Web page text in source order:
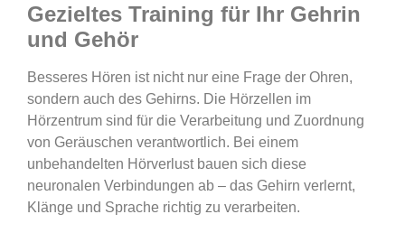
Gezieltes Training für Ihr Gehrin
und Gehör
Besseres Hören ist nicht nur eine Frage der Ohren,
sondern auch des Gehirns. Die Hörzellen im
Hörzentrum sind für die Verarbeitung und Zuordnung
von Geräuschen verantwortlich. Bei einem
unbehandelten Hörverlust bauen sich diese
neuronalen Verbindungen ab – das Gehirn verlernt,
Klänge und Sprache richtig zu verarbeiten.